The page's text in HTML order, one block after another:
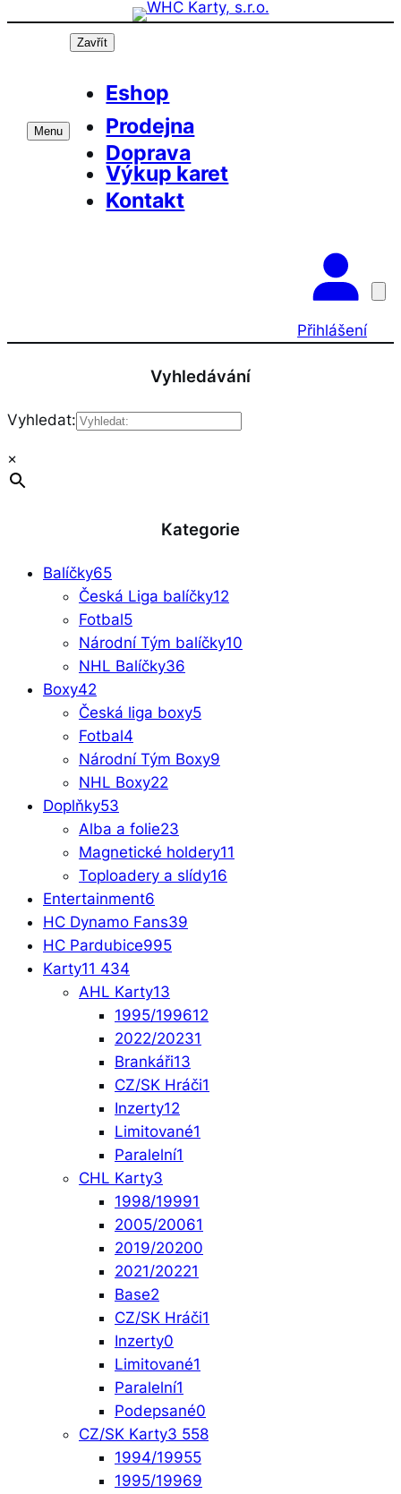
Přeskočit
Menu
Zavřít
Eshop
Prodejna
Doprava
Výkup karet
Kontakt
Přihlášení
Vyhledávání
Vyhledat:
×
Kategorie
Balíčky65
Česká Liga balíčky12
Fotbal5
Národní Tým balíčky10
NHL Balíčky36
Boxy42
Česká liga boxy5
Fotbal4
Národní Tým Boxy9
NHL Boxy22
Doplňky53
Alba a folie23
Magnetické holdery11
Toploadery a slídy16
Entertainment6
HC Dynamo Fans39
HC Pardubice995
Karty11 434
AHL Karty13
1995/199612
2022/20231
Brankáři13
CZ/SK Hráči1
Inzerty12
Limitované1
Paralelní1
CHL Karty3
1998/19991
2005/20061
2019/20200
2021/20221
Base2
CZ/SK Hráči1
Inzerty0
Limitované1
Paralelní1
Podepsané0
CZ/SK Karty3 558
1994/19955
1995/19969